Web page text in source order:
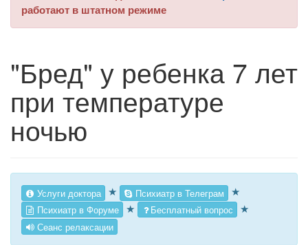
работают в штатном режиме
"Бред" у ребенка 7 лет
при температуре
ночью
Услуги доктора ★ Психиатр в Телеграм ★
Психиатр в Форуме ★ Бесплатный вопрос ★
Сеанс релаксации